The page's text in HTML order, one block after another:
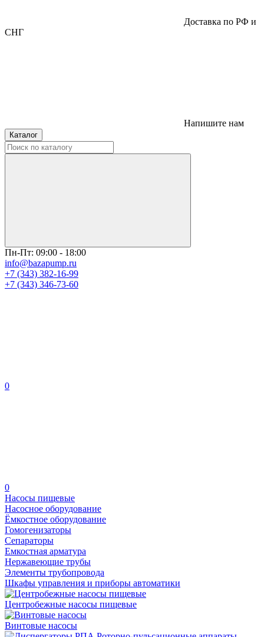
Доставка по РФ и
СНГ
Напишите нам
Каталог
Пн-Пт: 09:00 - 18:00
info@bazapump.ru
+7 (343) 382-16-99
+7 (343) 346-73-‬60
0
0
Насосы пищевые
Насосное оборудование
Ёмкостное оборудование
Гомогенизаторы
Сепараторы
Емкостная арматура
Нержавеющие трубы
Элементы трубопровода
Шкафы управления и приборы автоматики
Центробежные насосы пищевые
Винтовые насосы